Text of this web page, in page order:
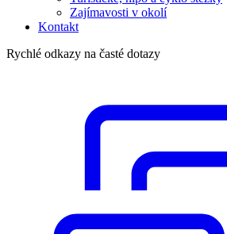
Zajímavosti v okolí
Kontakt
Rychlé odkazy na časté dotazy